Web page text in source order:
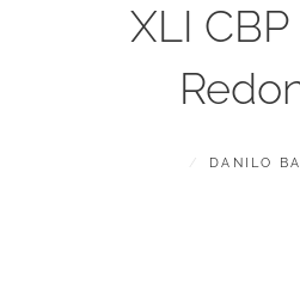
XLI
POSTED
BY
DANILO